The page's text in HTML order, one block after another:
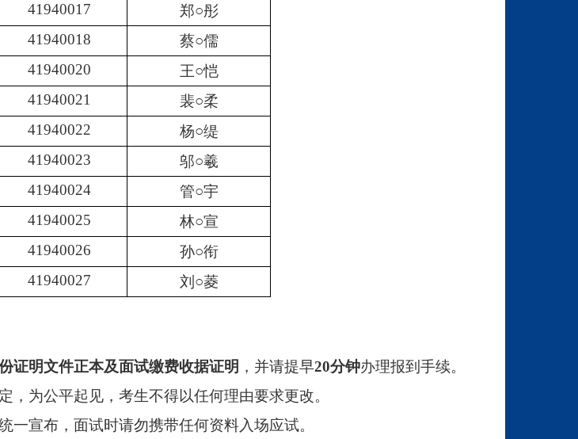
41940017
郑○彤
41940018
蔡○儒
41940020
王○恺
41940021
裴○柔
41940022
杨○缇
41940023
邬○羲
41940024
管○宇
41940025
林○宣
41940026
孙○衔
41940027
刘○菱
证明文件正本及面试缴费收据证明 ，并请提早20分钟办理报到手续。
，为公平起见，考生不得以任何理由要求更改。
一宣布，面试时请勿携带任何资料入场应试。